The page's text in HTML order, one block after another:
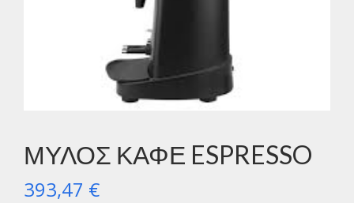
ΜΥΛΟΣ ΚΑΦΕ ESPRESSO
393,47 €